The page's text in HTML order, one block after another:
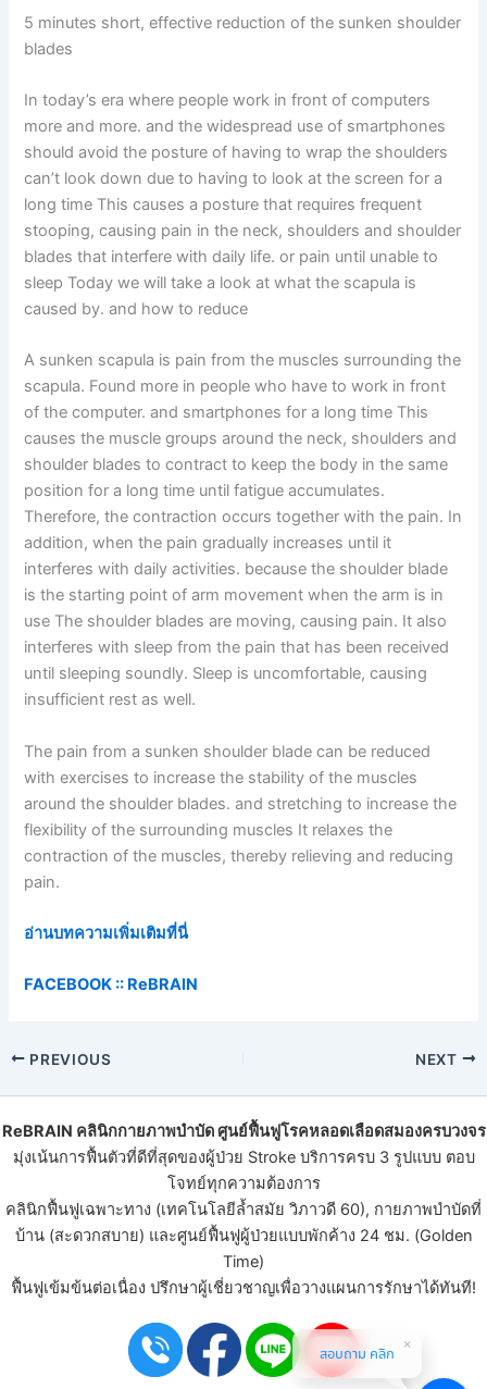
5 minutes short, effective reduction of the sunken shoulder
blades
In today’s era where people work in front of computers
more and more. and the widespread use of smartphones
should avoid the posture of having to wrap the shoulders
can’t look down due to having to look at the screen for a
long time This causes a posture that requires frequent
stooping, causing pain in the neck, shoulders and shoulder
blades that interfere with daily life. or pain until unable to
sleep Today we will take a look at what the scapula is
caused by. and how to reduce
A sunken scapula is pain from the muscles surrounding the
scapula. Found more in people who have to work in front
of the computer. and smartphones for a long time This
causes the muscle groups around the neck, shoulders and
shoulder blades to contract to keep the body in the same
position for a long time until fatigue accumulates.
Therefore, the contraction occurs together with the pain. In
addition, when the pain gradually increases until it
interferes with daily activities. because the shoulder blade
is the starting point of arm movement when the arm is in
use The shoulder blades are moving, causing pain. It also
interferes with sleep from the pain that has been received
until sleeping soundly. Sleep is uncomfortable, causing
insufficient rest as well.
The pain from a sunken shoulder blade can be reduced
with exercises to increase the stability of the muscles
around the shoulder blades. and stretching to increase the
flexibility of the surrounding muscles It relaxes the
contraction of the muscles, thereby relieving and reducing
pain.
อ่านบทความเพิ่มเติมที่นี่
FACEBOOK :: ReBRAIN
PREVIOUS NEXT
ReBRAIN คลินิกกายภาพบําบัดศูนย์ฟื้นฟูโรคหลอดเลือดสมองครบวงจร
มุ่งเน้นการฟื้นตัวที่ดีที่สุดของผู้ป่วย Strokeบริการครบ 3 รูปแบบ ตอบ
โจทย์ทุกความต้องการ
คลินิกฟื้นฟูเฉพาะทาง (เทคโนโลยีล้ำสมัย วิภาวดี 60), กายภาพบำบัดที่
บ้าน (สะดวกสบาย) และศูนย์ฟื้นฟูผู้ป่วยแบบพักค้าง 24 ชม. (Golden
Time)
ฟื้นฟูเข้มข้นต่อเนื่อง ปรึกษาผู้เชี่ยวชาญเพื่อวางแผนการรักษาได้ทันที!
สอบถาม คลิก